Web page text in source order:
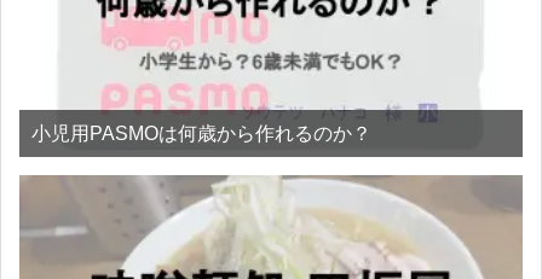
小児用PASMOは何歳から作れるのか？